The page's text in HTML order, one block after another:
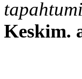
Keskim.